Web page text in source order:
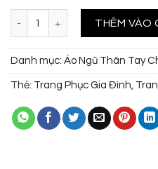
Việt phục gia đình 4 người -
THÊM VÀO
Danh mục: Áo Ngũ Thân Tay
Thẻ: Trang Phục Gia Đình,